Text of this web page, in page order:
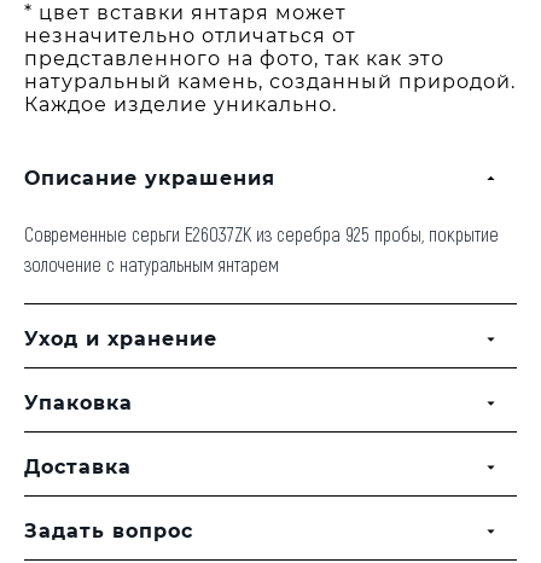
* цвет вставки янтаря может
незначительно отличаться от
представленного на фото, так как это
натуральный камень, созданный природой.
Каждое изделие уникально.
Описание украшения
Современные серьги E26037ZK из серебра 925 пробы, покрытие
золочение с натуральным янтарем
Уход и хранение
Упаковка
Доставка
Задать вопрос